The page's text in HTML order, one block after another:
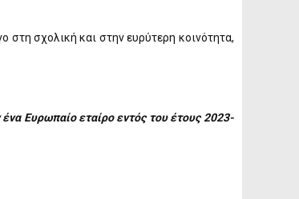
στη σχολική και στην ευρύτερη κοινότητα,
Ευρωπαίο εταίρο εντός του έτους 2023-